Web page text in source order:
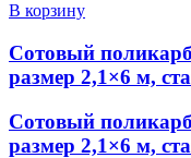
В корзину
Сотовый
размер 2,1×6 м,
Сотовый
размер 2,1×6 м,